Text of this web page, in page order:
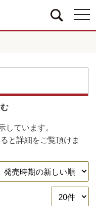
しています。
と詳細をご覧頂けま